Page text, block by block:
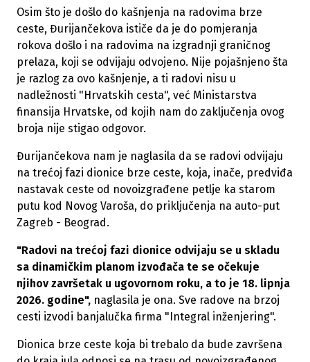
Osim što je došlo do kašnjenja na radovima brze
ceste, Đurijančekova ističe da je do pomjeranja
rokova došlo i na radovima na izgradnji graničnog
prelaza, koji se odvijaju odvojeno. Nije pojašnjeno šta
je razlog za ovo kašnjenje, a ti radovi nisu u
nadležnosti "Hrvatskih cesta", već Ministarstva
finansija Hrvatske, od kojih nam do zaključenja ovog
broja nije stigao odgovor.
Đurijančekova nam je naglasila da se radovi odvijaju
na trećoj fazi dionice brze ceste, koja, inače, predviđa
nastavak ceste od novoizgrađene petlje ka starom
putu kod Novog Varoša, do priključenja na auto-put
Zagreb - Beograd.
"Radovi na trećoj fazi dionice odvijaju se u skladu
sa dinamičkim planom izvođača te se očekuje
njihov završetak u ugovornom roku, a to je 18. lipnja
2026. godine", naglasila je ona. Sve radove na brzoj
cesti izvodi banjalučka firma "Integral inženjering".
Dionica brze ceste koja bi trebalo da bude završena